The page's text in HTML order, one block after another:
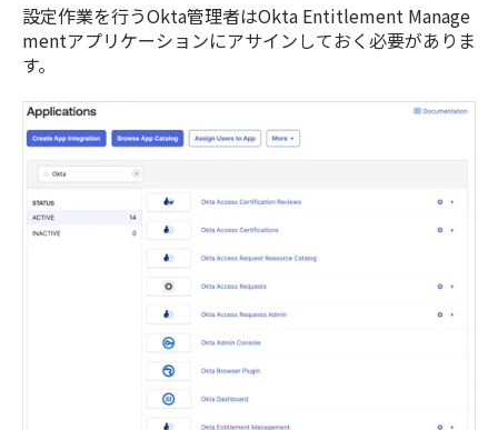
設定作業を行うOkta管理者はOkta Entitlement Manage
mentアプリケーションにアサインしておく必要がありま
す。